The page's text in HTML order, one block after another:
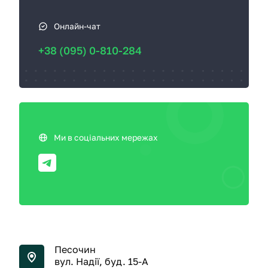
Онлайн-чат
+38 (095) 0-810-284
Ми в соціальних мережах
Песочин
вул. Надії, буд. 15-А